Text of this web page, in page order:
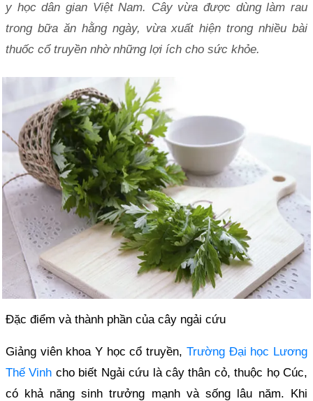
y học dân gian Việt Nam. Cây vừa được dùng làm rau
trong bữa ăn hằng ngày, vừa xuất hiện trong nhiều bài
thuốc cổ truyền nhờ những lợi ích cho sức khỏe.
Đặc điểm và thành phần của cây ngải cứu
Giảng viên khoa Y học cổ truyền, Trường Đại học Lương
Thế Vinh cho biết Ngải cứu là cây thân cỏ, thuộc họ Cúc,
có khả năng sinh trưởng mạnh và sống lâu năm. Khi